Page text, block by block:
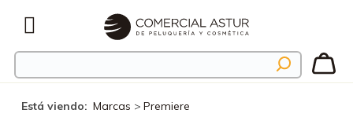
Está viendo: Marcas > Premiere